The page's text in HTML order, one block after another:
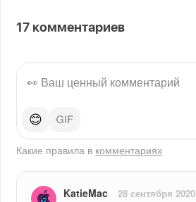
17 комментариев
😊
Какие правила в комментариях
KatieMac 28 сентября 2020